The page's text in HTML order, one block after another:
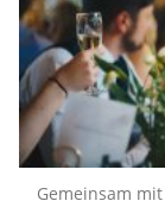
Gemeinsam